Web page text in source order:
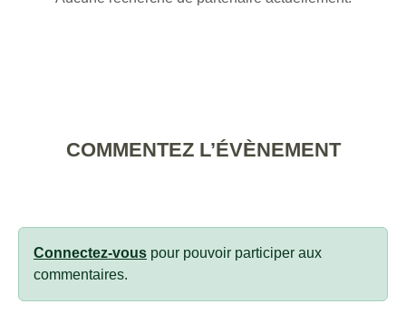
COMMENTEZ L’ÉVÈNEMENT
Connectez-vous pour pouvoir participer aux
commentaires.